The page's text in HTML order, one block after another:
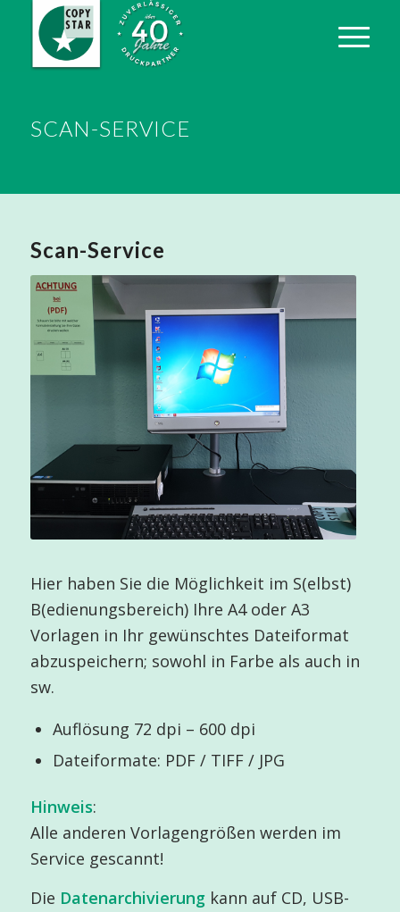
SCAN-SERVICE
Scan-Service
Hier haben Sie die Möglichkeit im S(elbst)
B(edienungsbereich) Ihre A4 oder A3
Vorlagen in Ihr gewünschtes Dateiformat
abzuspeichern; sowohl in Farbe als auch in
sw.
Auflösung 72 dpi – 600 dpi
Dateiformate: PDF / TIFF / JPG
Hinweis:
Alle anderen Vorlagengrößen werden im
Service gescannt!
Die Datenarchivierungkann auf CD, USB-